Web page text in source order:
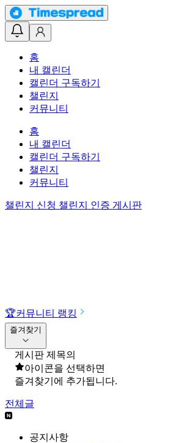
홈
내 캘린더
캘린더 구독하기
챌린지
커뮤니티
홈
내 캘린더
캘린더 구독하기
챌린지
커뮤니티
챌린지 신청 챌린지 인증 게시판
🏆커뮤니티 랭킹
즐겨찾기
게시판 제목의
아이콘을 선택하면
즐겨찾기에 추가됩니다.
전체글
공지사항